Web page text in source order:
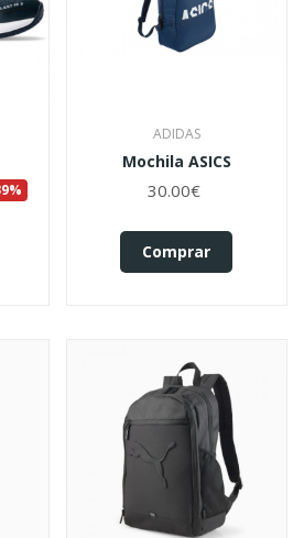
ADIDAS
Mochila ASICS
30.00€
Comprar